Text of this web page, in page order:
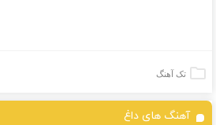
تک آهنگ
آهنگ های داغ